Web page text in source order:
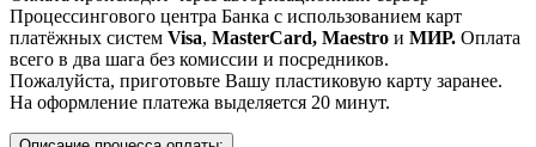
Процессингового центра Банка с использованием карт
платёжных систем Visa, MasterCard, Maestro и МИР. Оплата
всего в два шага без комиссии и посредников.
Пожалуйста, приготовьте Вашу пластиковую карту заранее.
На оформление платежа выделяется 20 минут.